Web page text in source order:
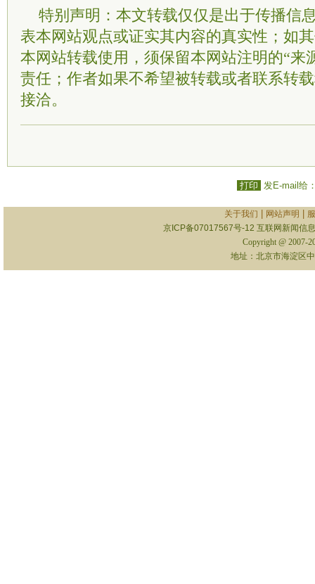
特别声明：本文转载仅仅是出于传播信
表本网站观点或证实其内容的真实性；如
本网站转载使用，须保留本网站注明的“来
责任；作者如果不希望被转载或者联系转
接洽。
打印 发E-mail给
关于我们 网站声明
京ICP备07017567号-12 互联网新闻信
Copyright @ 2007-
地址：北京市海淀区